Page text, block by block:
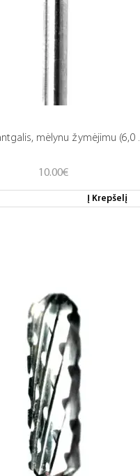
mėlynu žymėjimu (6,0
10.00€
Į Krepšelį